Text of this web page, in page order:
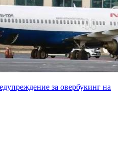
за овербукинг на